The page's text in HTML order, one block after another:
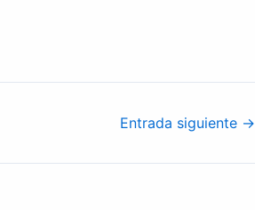
Entrada siguiente →